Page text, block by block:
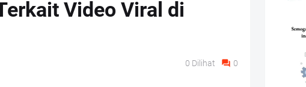
Video Viral di
0 Dilihat 0